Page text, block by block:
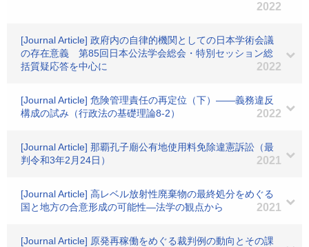
2022
[Journal Article] 政府内の自律的機関としての日本学術会議
の存在意義 第85回日本公法学会総会・特別セッション総
括質疑応答を中心に
2022
[Journal Article] 危険管理責任の再定位（下）――義務違反
構成の試み（行政法の基礎理論8-2）
2022
[Journal Article] 那覇孔子廟公有地使用料免除違憲訴訟（最
判令和3年2月24日）
2021
[Journal Article] 高レベル放射性廃棄物の最終処分をめぐる
国と地方の合意形成の可能性―法学の観点から
2021
[Journal Article] 原発再稼働をめぐる裁判例の動向とその課